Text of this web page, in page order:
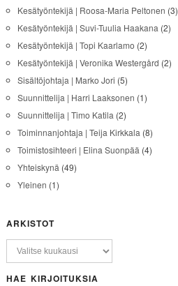
Kesätyöntekijä | Roosa-Maria Peltonen (3)
Kesätyöntekijä | Suvi-Tuulia Haakana (2)
Kesätyöntekijä | Topi Kaarlamo (2)
Kesätyöntekijä | Veronika Westergård (2)
Sisältöjohtaja | Marko Jori (5)
Suunnittelija | Harri Laaksonen (1)
Suunnittelija | Timo Katila (2)
Toiminnanjohtaja | Teija Kirkkala (8)
Toimistosihteeri | Elina Suonpää (4)
Yhteiskynä (49)
Yleinen (1)
ARKISTOT
HAE KIRJOITUKSIA